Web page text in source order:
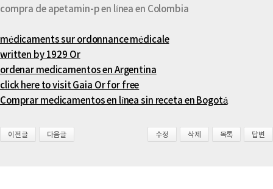
compra de apetamin-p en línea en Colombia
médicaments sur ordonnance médicale
written by 1929 Or
ordenar medicamentos en Argentina
click here to visit Gaia Or for free
Comprar medicamentos en línea sin receta en Bogotá
이전글 다음글 수정 삭제 목록 답변